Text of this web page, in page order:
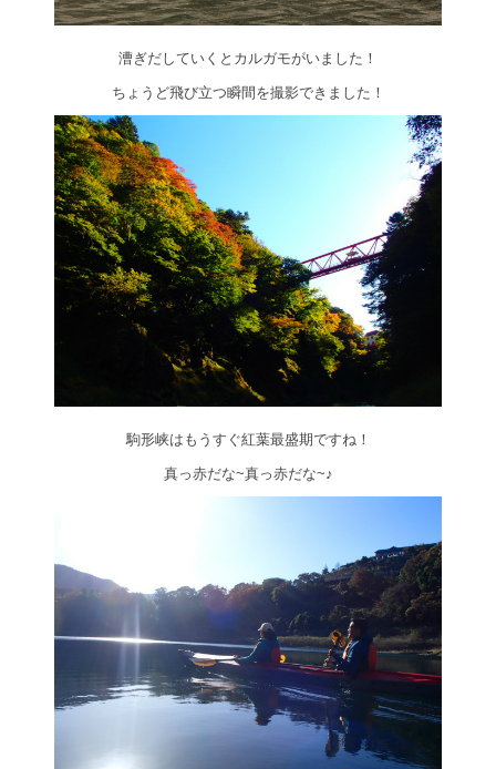
漕ぎだしていくとカルガモがいました！
ちょうど飛び立つ瞬間を撮影できました！
駒形峡はもうすぐ紅葉最盛期ですね！
真っ赤だな~真っ赤だな~♪